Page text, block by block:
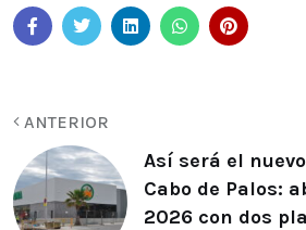
ANTERIOR
Así será el
Cabo de Palos:
2026 con dos